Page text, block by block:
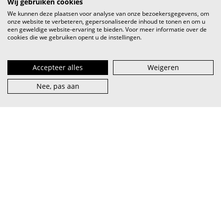
We kunnen deze plaatsen voor analyse van onze bezoekersgegevens, om
onze website te verbeteren, gepersonaliseerde inhoud te tonen en om u
een geweldige website-ervaring te bieden. Voor meer informatie over de
cookies die we gebruiken opent u de instellingen.
Accepteer alles
Weigeren
Nee, pas aan